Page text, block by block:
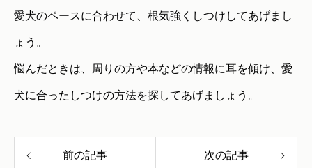
愛犬のペースに合わせて、根気強くしつけしてあげまし
ょう。
悩んだときは、周りの方や本などの情報に耳を傾け、愛
犬に合ったしつけの方法を探してあげましょう。
前の記事 次の記事